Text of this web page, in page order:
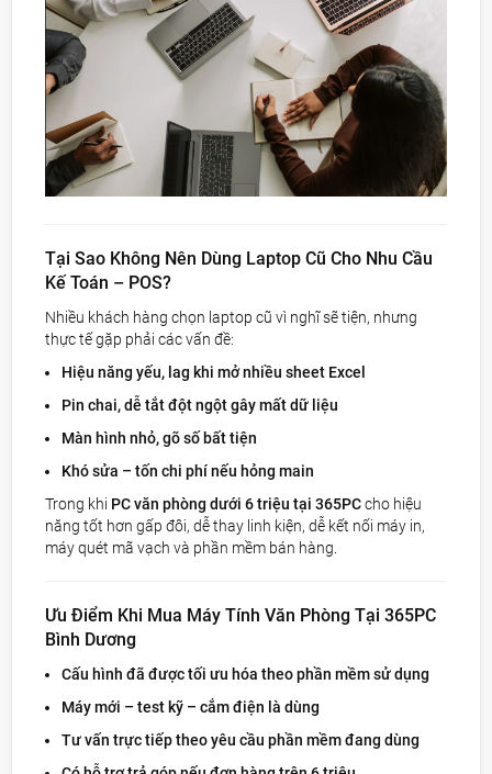
Tại Sao Không Nên Dùng Laptop Cũ Cho Nhu Cầu
Kế Toán – POS?
Nhiều khách hàng chọn laptop cũ vì nghĩ sẽ tiện, nhưng
thực tế gặp phải các vấn đề:
Hiệu năng yếu, lag khi mở nhiều sheet Excel
Pin chai, dễ tắt đột ngột gây mất dữ liệu
Màn hình nhỏ, gõ số bất tiện
Khó sửa – tốn chi phí nếu hỏng main
Trong khi PC văn phòng dưới 6 triệu tại 365PCcho hiệu
năng tốt hơn gấp đôi, dễ thay linh kiện, dễ kết nối máy in,
máy quét mã vạch và phần mềm bán hàng.
Ưu Điểm Khi Mua Máy Tính Văn Phòng Tại 365PC
Bình Dương
Cấu hình đã được tối ưu hóa theo phần mềm sử dụng
Máy mới – test kỹ – cắm điện là dùng
Tư vấn trực tiếp theo yêu cầu phần mềm đang dùng